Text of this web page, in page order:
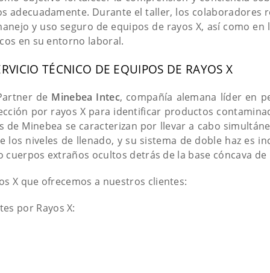
adecuadamente. Durante el taller, los colaboradores
y uso seguro de equipos de rayos X, así como
en su entorno laboral.
TÉCNICO DE EQUIPOS DE RAYOS X
de Minebea Intec, compañía alemana líder en
por rayos X para identificar productos
de Minebea se caracterizan por llevar a cabo
los niveles de llenado, y su sistema de doble haz es
extraños ocultos detrás de la base cóncava de
X que ofrecemos a nuestros clientes:
por Rayos X: